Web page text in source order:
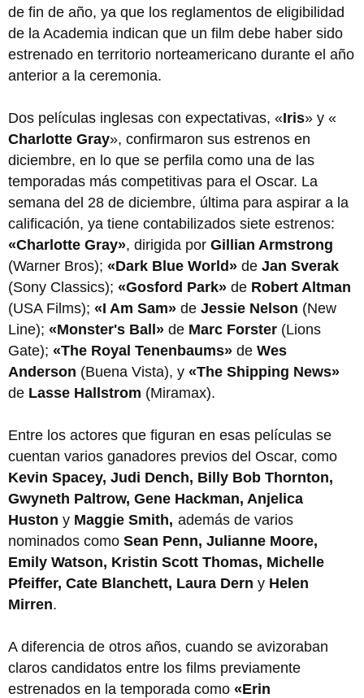
de fin de año, ya que los reglamentos de eligibilidad
de la Academia indican que un film debe haber sido
estrenado en territorio norteamericano durante el año
anterior a la ceremonia.
Dos películas inglesas con expectativas, «Iris» y «
Charlotte Gray», confirmaron sus estrenos en
diciembre, en lo que se perfila como una de las
temporadas más competitivas para el Oscar. La
semana del 28 de diciembre, última para aspirar a la
calificación, ya tiene contabilizados siete estrenos:
«Charlotte Gray», dirigida por Gillian Armstrong
(Warner Bros); «Dark Blue World» de Jan Sverak
(Sony Classics); «Gosford Park» de Robert Altman
(USA Films); «I Am Sam» de Jessie Nelson (New
Line); «Monster's Ball» de Marc Forster (Lions
Gate); «The Royal Tenenbaums» de Wes
Anderson (Buena Vista), y «The Shipping News»
de Lasse Hallstrom (Miramax).
Entre los actores que figuran en esas películas se
cuentan varios ganadores previos del Oscar, como
Kevin Spacey, Judi Dench, Billy Bob Thornton,
Gwyneth Paltrow, Gene Hackman, Anjelica
Huston y Maggie Smith, además de varios
nominados como Sean Penn, Julianne Moore,
Emily Watson, Kristin Scott Thomas, Michelle
Pfeiffer, Cate Blanchett, Laura Dern y Helen
Mirren.
A diferencia de otros años, cuando se avizoraban
claros candidatos entre los films previamente
estrenados en la temporada como «Erin